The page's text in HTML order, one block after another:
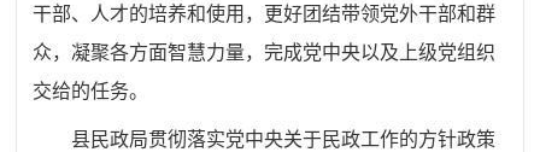
干部、人才的培养和使用，更好团结带领党外干部和群
众，凝聚各方面智慧力量，完成党中央以及上级党组织
交给的任务。
县民政局贯彻落实党中央关于民政工作的方针政策